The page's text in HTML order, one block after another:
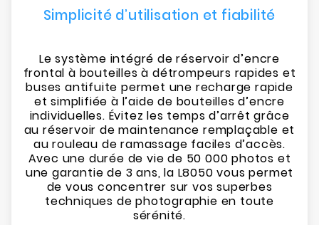
Simplicité d’utilisation et fiabilité
Le système intégré de réservoir d’encre
frontal à bouteilles à détrompeurs rapides et
buses antifuite permet une recharge rapide
et simplifiée à l’aide de bouteilles d’encre
individuelles. Évitez les temps d’arrêt grâce
au réservoir de maintenance remplaçable et
au rouleau de ramassage faciles d’accès.
Avec une durée de vie de 50 000 photos et
une garantie de 3 ans, la L8050 vous permet
de vous concentrer sur vos superbes
techniques de photographie en toute
sérénité.